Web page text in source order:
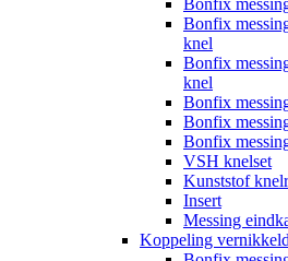
Bonfix
Bonfix
knel
Bonfix
knel
Bonfix
Bonfix
Bonfix
VSH knelset
Kunststof
Insert
Messing
Koppeling vernikkeld